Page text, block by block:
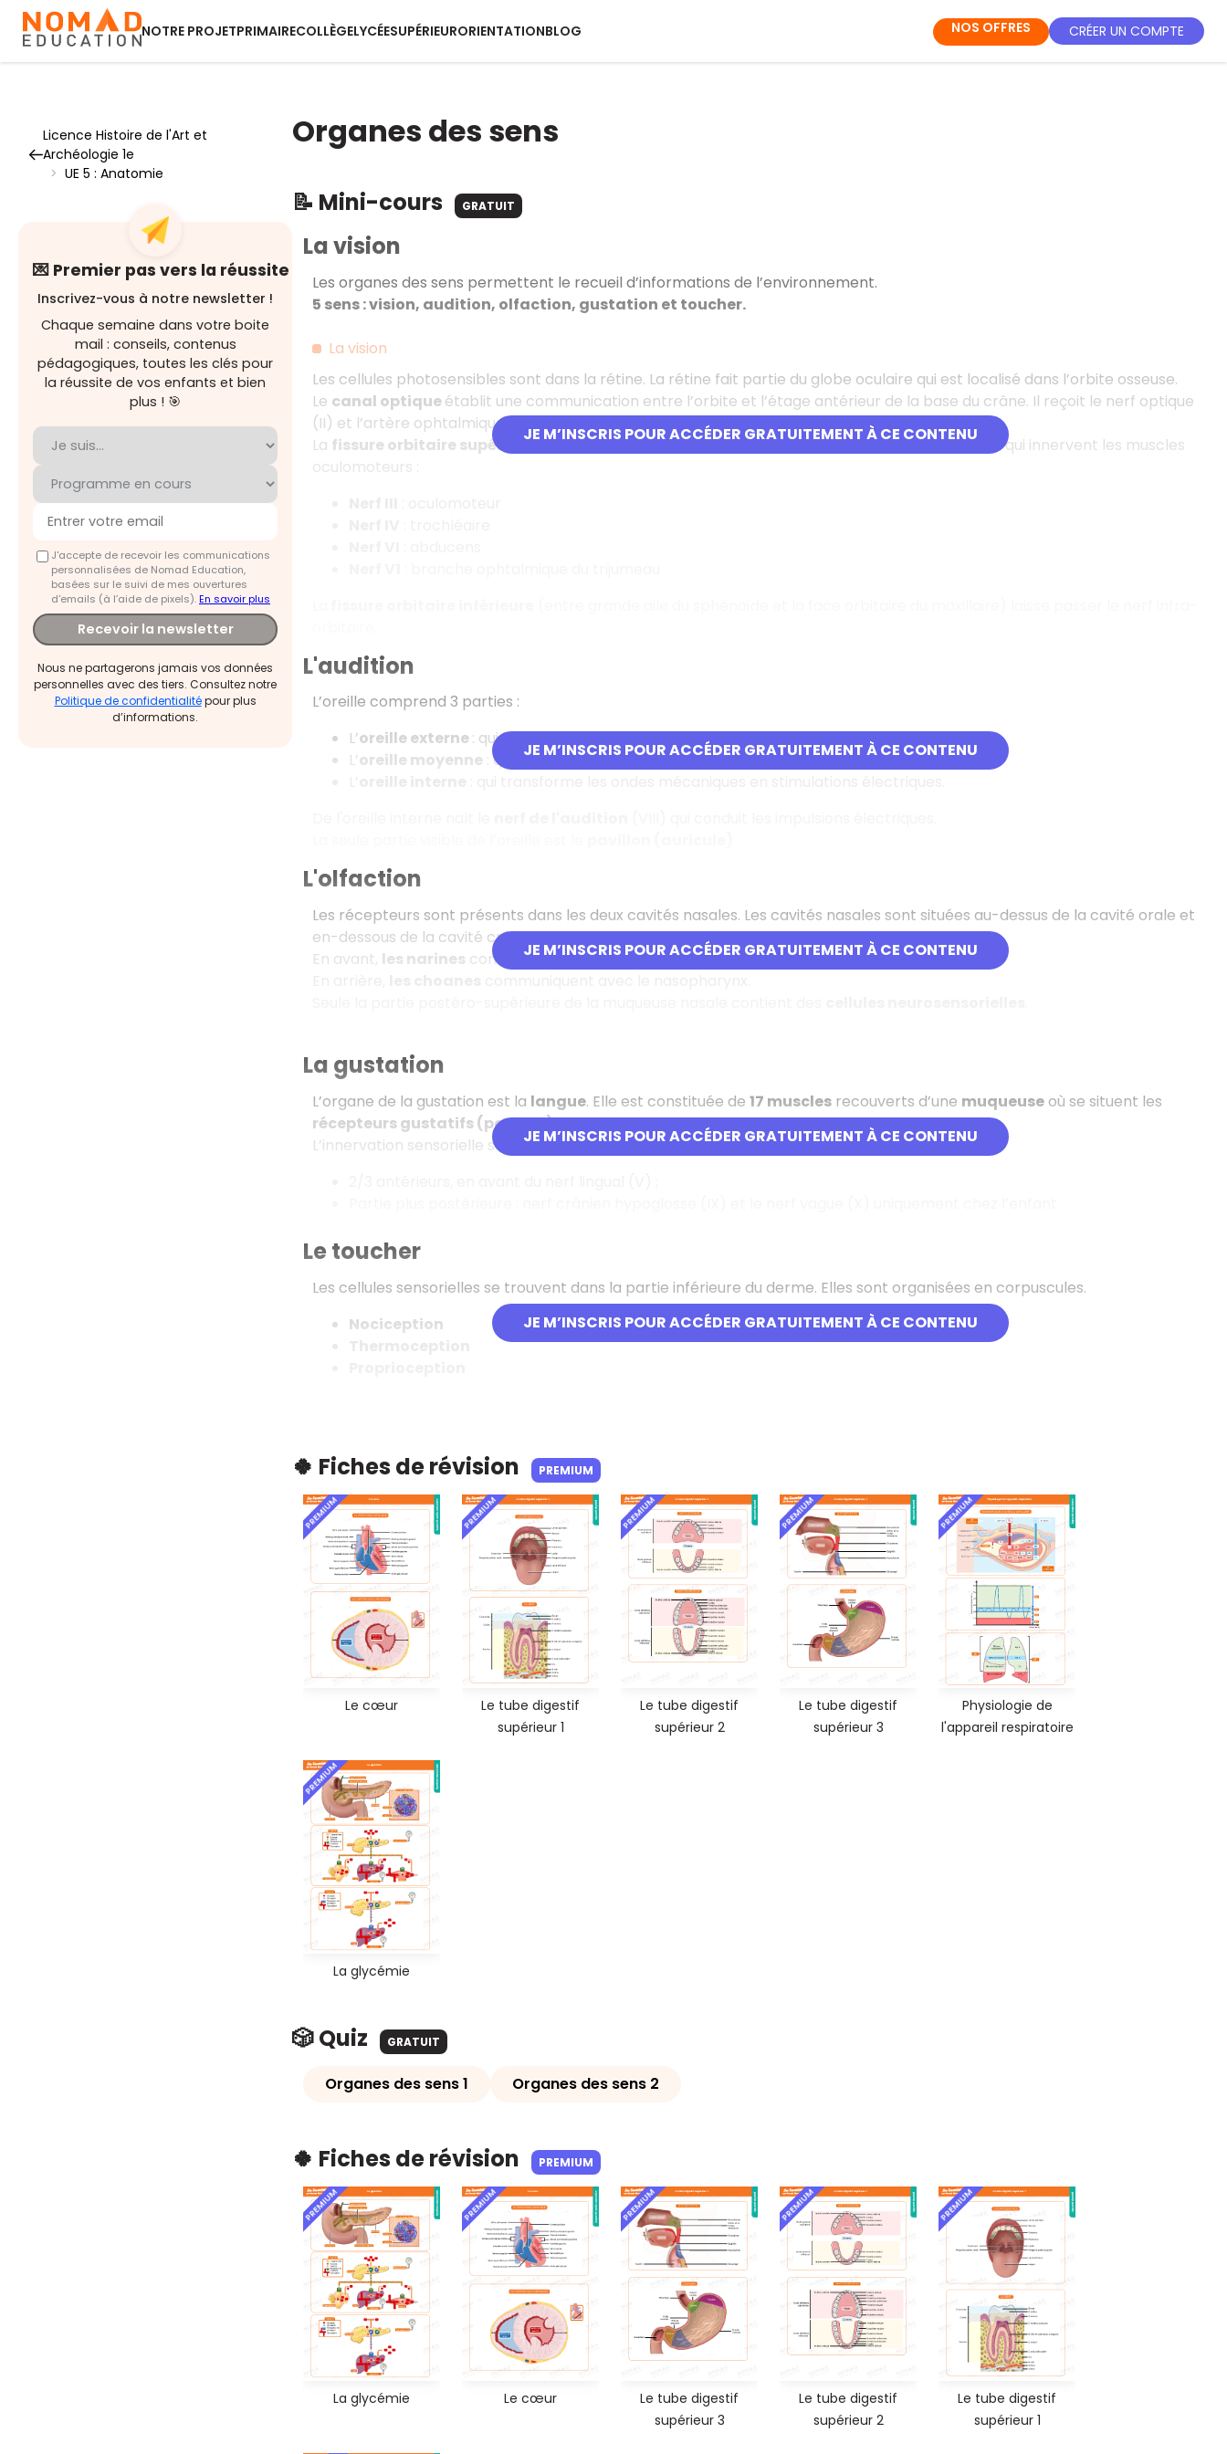
NOTRE PROJETPRIMAIRECOLLÈGELYCÉESUPÉRIEURORIENTATIONBLOG NOS OFFRES CRÉER UN COMPTE
Licence Histoire de l'Art et
Archéologie 1e
> UE 5 : Anatomie
💌 Premier pas vers la réussite
Inscrivez-vous à notre newsletter !
Chaque semaine dans votre boite
mail : conseils, contenus
pédagogiques, toutes les clés pour
la réussite de vos enfants et bien
plus ! 🎯
J'accepte de recevoir les communications
personnalisées de Nomad Education,
basées sur le suivi de mes ouvertures
d'emails (à l’aide de pixels).En savoir plus
Recevoir la newsletter
Nous ne partagerons jamais vos données
personnelles avec des tiers. Consultez notre
Politique de confidentialitépour plus
d’informations.
Organes des sens
📝 Mini-cours GRATUIT
JE M’INSCRIS POUR ACCÉDER GRATUITEMENT À CE CONTENU
La vision
Les organes des sens permettent le recueil d’informations de l’environnement.
5 sens : vision, audition, olfaction, gustation et toucher.
La vision
Les cellules photosensibles sont dans la rétine. La rétine fait partie du globe oculaire qui est localisé dans l’orbite osseuse.
Le canal optiqueétablit une communication entre l’orbite et l’étage antérieur de la base du crâne. Il reçoit le nerf optique
(II) et l’artère ophtalmique.
La fissure orbitaire supérieure (entre petite aile et corps du sphénoïde) laisse passer les nerfs qui innervent les muscles
oculomoteurs :
JE M’INSCRIS POUR ACCÉDER GRATUITEMENT À CE CONTENU
L'audition
L’oreille comprend 3 parties :
L’oreille externe: qui capte les ondes ;
L’oreille moyenne : qui transforme les ondes en ondes mécaniques ;
JE M’INSCRIS POUR ACCÉDER GRATUITEMENT À CE CONTENU
L'olfaction
Les récepteurs sont présents dans les deux cavités nasales. Les cavités nasales sont situées au-dessus de la cavité orale et
en-dessous de la cavité crânienne. Elles se continuent en avant par la pyramide nasale.
En avant, les narines communiquent avec l’extérieur.
JE M’INSCRIS POUR ACCÉDER GRATUITEMENT À CE CONTENU
La gustation
L’organe de la gustation est la langue. Elle est constituée de 17 musclesrecouverts d’une muqueuseoù se situent les
récepteurs gustatifs (papilles).
L’innervation sensorielle se fait selon trois zones :
JE M’INSCRIS POUR ACCÉDER GRATUITEMENT À CE CONTENU
Le toucher
Les cellules sensorielles se trouvent dans la partie inférieure du derme. Elles sont organisées en corpuscules.
Nociception
🍀 Fiches de révision PREMIUM
PREMIUM
Le cœur
PREMIUM
Le tube digestif
supérieur 1
PREMIUM
Le tube digestif
supérieur 2
PREMIUM
Le tube digestif
supérieur 3
PREMIUM
Physiologie de
l'appareil respiratoire
PREMIUM
La glycémie
🎲 Quiz GRATUIT
Organes des sens 1 Organes des sens 2
🍀 Fiches de révision PREMIUM
PREMIUM
La glycémie
PREMIUM
Le cœur
PREMIUM
Le tube digestif
supérieur 3
PREMIUM
Le tube digestif
supérieur 2
PREMIUM
Le tube digestif
supérieur 1